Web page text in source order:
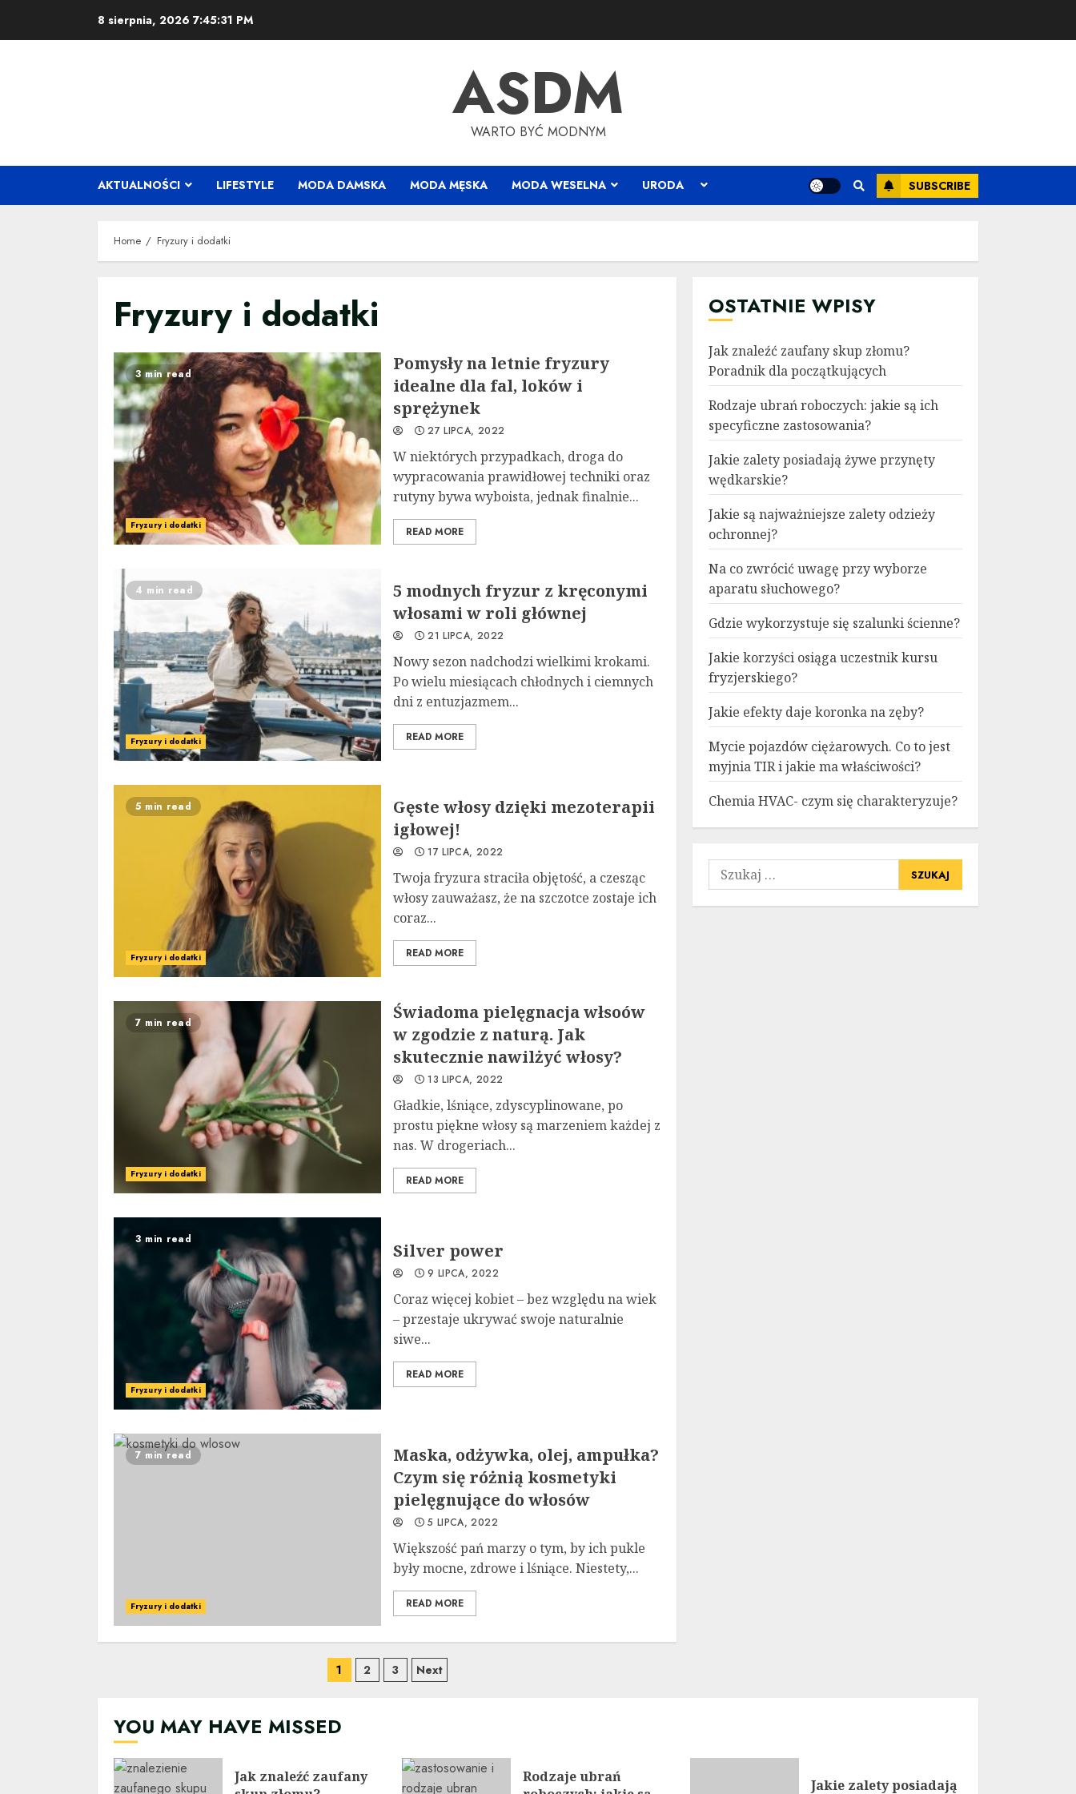
8 sierpnia, 2026 7:45:31 PM
ASDM
WARTO BYĆ MODNYM
AKTUALNOŚCI LIFESTYLE MODA DAMSKA MODA MĘSKA MODA WESELNA URODA SUBSCRIBE
Home Fryzury i dodatki
Fryzury i dodatki
3 min read
Fryzury i dodatki
Pomysły na letnie fryzury
idealne dla fal, loków i
sprężynek
27 LIPCA, 2022
W niektórych przypadkach, droga do
wypracowania prawidłowej techniki oraz
rutyny bywa wyboista, jednak finalnie...
READ MORE
4 min read
Fryzury i dodatki
5 modnych fryzur z kręconymi
włosami w roli głównej
21 LIPCA, 2022
Nowy sezon nadchodzi wielkimi krokami.
Po wielu miesiącach chłodnych i ciemnych
dni z entuzjazmem...
READ MORE
5 min read
Fryzury i dodatki
Gęste włosy dzięki mezoterapii
igłowej!
17 LIPCA, 2022
Twoja fryzura straciła objętość, a czesząc
włosy zauważasz, że na szczotce zostaje ich
coraz...
READ MORE
7 min read
Fryzury i dodatki
Świadoma pielęgnacja włsoów
w zgodzie z naturą. Jak
skutecznie nawilżyć włosy?
13 LIPCA, 2022
Gładkie, lśniące, zdyscyplinowane, po
prostu piękne włosy są marzeniem każdej z
nas. W drogeriach...
READ MORE
3 min read
Fryzury i dodatki
Silver power
9 LIPCA, 2022
Coraz więcej kobiet – bez względu na wiek
– przestaje ukrywać swoje naturalnie
siwe...
READ MORE
7 min read
Fryzury i dodatki
Maska, odżywka, olej, ampułka?
Czym się różnią kosmetyki
pielęgnujące do włosów
5 LIPCA, 2022
Większość pań marzy o tym, by ich pukle
były mocne, zdrowe i lśniące. Niestety,...
READ MORE
Nawigacja
wpisach
1 2 3 Next
OSTATNIE WPISY
Jak znaleźć zaufany skup złomu?
Poradnik dla początkujących
Rodzaje ubrań roboczych: jakie są ich
specyficzne zastosowania?
Jakie zalety posiadają żywe przynęty
wędkarskie?
Jakie są najważniejsze zalety odzieży
ochronnej?
Na co zwrócić uwagę przy wyborze
aparatu słuchowego?
Gdzie wykorzystuje się szalunki ścienne?
Jakie korzyści osiąga uczestnik kursu
fryzjerskiego?
Jakie efekty daje koronka na zęby?
Mycie pojazdów ciężarowych. Co to jest
myjnia TIR i jakie ma właściwości?
Chemia HVAC- czym się charakteryzuje?
Szukaj:
YOU MAY HAVE MISSED
Jak znaleźć zaufany
Rodzaje ubrań
Jakie zalety posiadają